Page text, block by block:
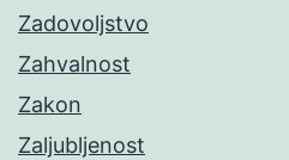
Zadovoljstvo
Zahvalnost
Zakon
Zaljubljenost